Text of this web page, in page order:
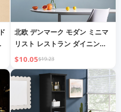
北欧 デンマーク モダン ミニマ
リスト レストラン ダイニング
ルーム ランプ クリエイティブ
バーカウンター ペンダントラン
プ
$10.05$19.23